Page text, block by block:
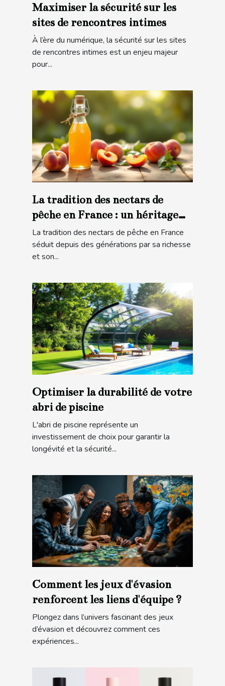
Maximiser la sécurité sur les
sites de rencontres intimes
À l’ère du numérique, la sécurité sur les sites
de rencontres intimes est un enjeu majeur
pour...
La tradition des nectars de
pêche en France : un héritage
gustatif
La tradition des nectars de pêche en France
séduit depuis des générations par sa richesse
et son...
Optimiser la durabilité de votre
abri de piscine
L'abri de piscine représente un
investissement de choix pour garantir la
longévité et la sécurité...
Comment les jeux d'évasion
renforcent les liens d'équipe ?
Plongez dans l’univers fascinant des jeux
d’évasion et découvrez comment ces
expériences...